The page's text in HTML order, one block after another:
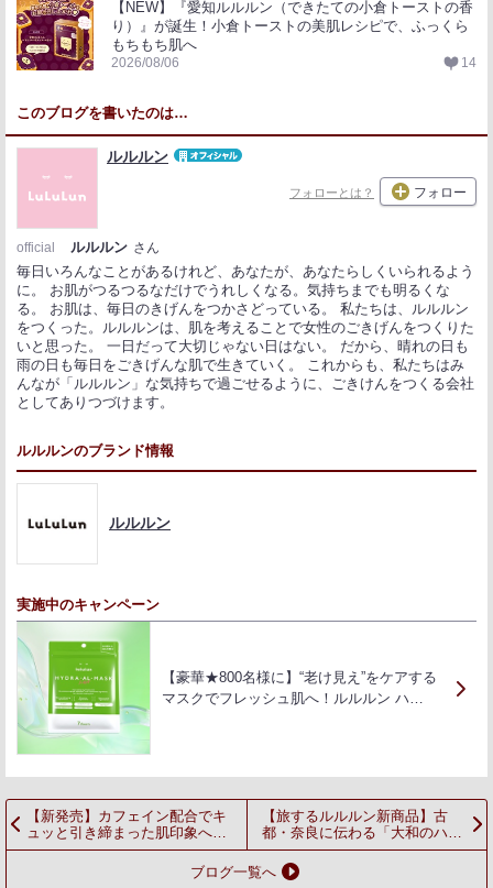
【NEW】『愛知ルルルン（できたての小倉トーストの香
り）』が誕生！小倉トーストの美肌レシピで、ふっくら
もちもち肌へ
2026/08/06 14
このブログを書いたのは…
ルルルン
フォローとは？ フォロー
official ルルルン さん
毎日いろんなことがあるけれど、あなたが、あなたらしくいられるよう
に。 お肌がつるつるなだけでうれしくなる。気持ちまでも明るくな
る。 お肌は、毎日のきげんをつかさどっている。 私たちは、ルルルン
をつくった。ルルルンは、肌を考えることで女性のごきげんをつくりた
いと思った。 一日だって大切じゃない日はない。 だから、晴れの日も
雨の日も毎日をごきげんな肌で生きていく。 これからも、私たちはみ
んなが「ルルルン」な気持ちで過ごせるように、ごきけんをつくる会社
としてありつづけます。
ルルルンのブランド情報
ルルルン
実施中のキャンペーン
【豪華★800名様に】“老け見え”をケアする
マスクでフレッシュ肌へ！ルルルン ハ…
【新発売】カフェイン配合でキ
ュッと引き締まった肌印象へ！
緊急ケア美容液が誕生☆彡
【旅するルルルン新商品】古
都・奈良に伝わる「大和のハー
ブ」の恵みで、お肌の健康祈
願！『奈良ルルルン（ハーブの
香り）』誕生
ブログ一覧へ